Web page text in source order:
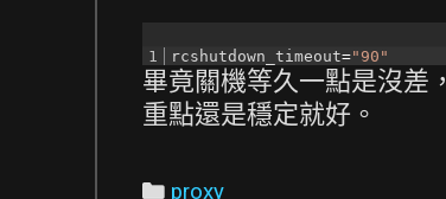
1 rcshutdown_timeout="90"
畢竟關機等久一點是沒差，
重點還是穩定就好。
Categories
proxy